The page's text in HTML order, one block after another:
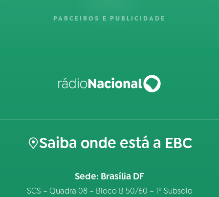
PARCEIROS E PUBLICIDADE
Saiba onde está a EBC
Sede: Brasília DF
SCS – Quadra 08 – Bloco B 50/60 – 1º Subsolo